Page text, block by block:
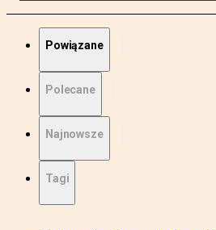
Powiązane
Polecane
Najnowsze
Tagi